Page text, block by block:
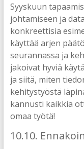
Syyskuun
johtamiseen ja
konkreettisia
käyttää arjen
seurannassa ja
jakoivat hyviä
ja siitä, miten
kehitystyöstä
kannusti kaikkia
omaa työtä!
10.10.